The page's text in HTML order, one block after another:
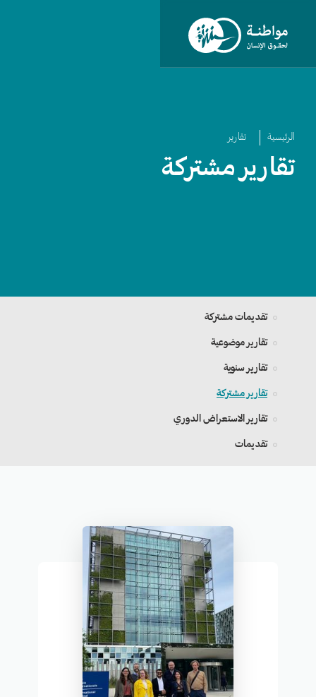
الرئيسية تقارير
تقارير مشتركة
تقديمات مشتركة
تقارير موضوعية
تقارير سنوية
تقارير مشتركة
تقارير الاستعراض الدوري
تقديمات